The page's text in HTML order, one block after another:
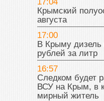
Крымский
августа
17:00
В Крыму дизель
рублей за литр
16:57
Следком будет
ВСУ на Крым, в
мирный житель